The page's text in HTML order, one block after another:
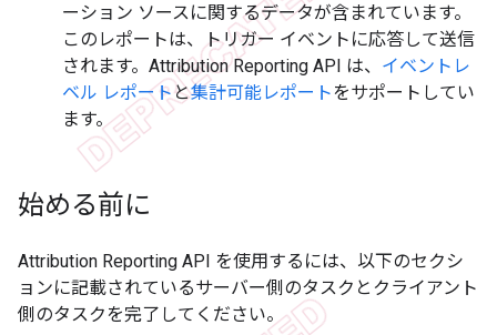
ーション ソースに関するデータが含まれています。
このレポートは、トリガー イベントに応答して送信
されます。Attribution Reporting API は、 イベントレ
ベル レポートと集計可能レポートをサポートしてい
ます。
始める前に
Attribution Reporting API を使用するには、以下のセクシ
ョンに記載されているサーバー側のタスクとクライアント
側のタスクを完了してください。